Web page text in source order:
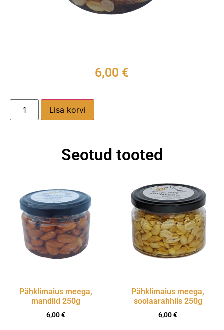
6,00 €
Lisa korvi
Seotud tooted
Pähklimaius meega,
mandlid 250g
6,00€
Pähklimaius meega,
soolaarahhiis 250g
6,00€